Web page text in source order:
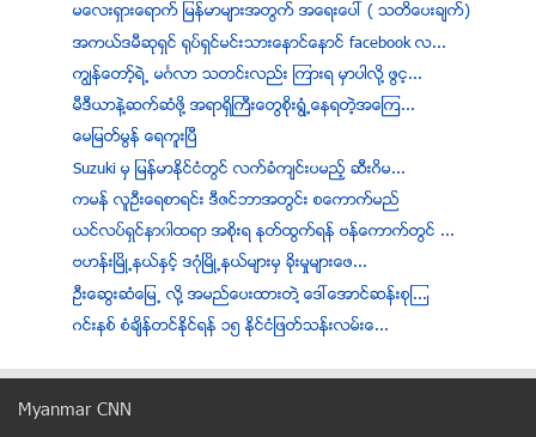
မေလးရွားေရာက္ ျမန္မာမ်ားအတြက္ အေရးေပၚ ( သတိေပးခ်က္)
အကယ္ဒမီဆုရွင္ ရုပ္ရွင္မင္းသားေနာင္ေနာင္ facebook လ...
ကြၽန္ေတာ့္ရဲ႕ မဂၤလာ သတင္းလည္း ၾကားရ မွာပါလုိ႔ ဖြင့...
မီဒီယာနဲ႔ဆက္ဆံဖို႔ အရာရိွႀကီးေတြစုိးရြံ႕ေနရတဲ့အေၾက...
ေမျမတ္မြန္ ေရကူးၿပီ
Suzuki မွ ျမန္မာႏုိင္ငံတြင္ လက္ခံက်င္းပမည့္ ဆီးဂိမ...
ကမန္ လူဦးေရစာရင္း ဒီဇင္ဘာအတြင္း စေကာက္မည္
ယင္လပ္ရွင္နာ၀ါထရာ အစိုးရ ႏုတ္ထြက္ရန္ ဗန္ေကာက္တြင္ ...
ဗဟန္းၿမိဳ႕နယ္ႏွင့္ ဒဂံုၿမိဳ႕နယ္မ်ားမွ ခိုးမႈမ်ားေဖ...
ဦးေဆြးဆံေျမ႕ လို႔ အမည္ေပးထားတဲ႔ ေဒၚေအာင္ဆန္းစုၾ...
ဂင္းနစ္ စံခ်ိန္တင္ႏိုင္ရန္ ၁၅ ႏိုင္ငံျဖတ္သန္းလမ္းေ...
ဒီရက္ပိုင္း Facebook တခြင္မွာ ဒီလူသံုးေယာက္သတင္း ေ...
Myanmar CNN